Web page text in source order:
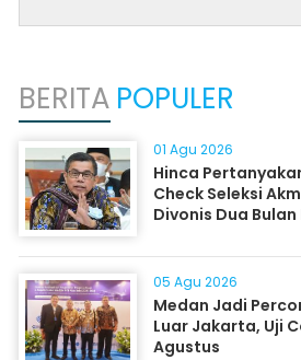
BERITA POPULER
01 Agu 2026
Hinca
Check Seleksi
Divonis Dua
05 Agu 2026
Medan Jadi
Luar Jakarta, Uji
Agustus